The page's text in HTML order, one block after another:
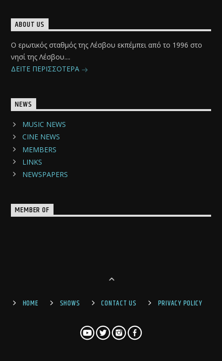
ABOUT US
Ο ερωτικός σταθμός της Λέσβου εκπέμπει από το 1996 στο
νησί της Λέσβου....
ΔΕΙΤΕ ΠΕΡΙΣΣΟΤΕΡΑ
NEWS
MUSIC NEWS
CINE NEWS
MEMBERS
LINKS
NEWSPAPERS
MEMBER OF
HOME SHOWS CONTACT US PRIVACY POLICY